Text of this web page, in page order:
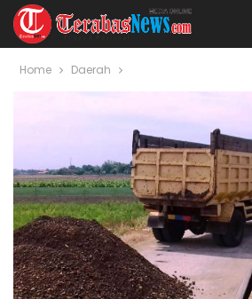
Home Daerah